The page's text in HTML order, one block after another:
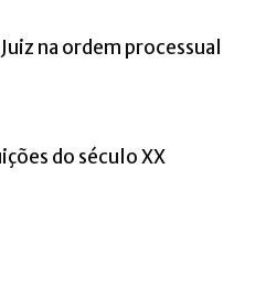
na ordem processual
do século XX